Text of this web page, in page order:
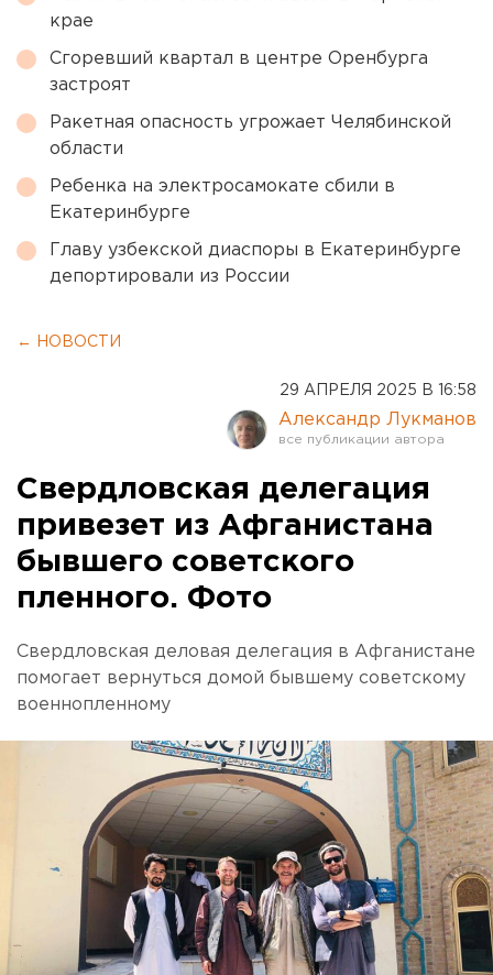
крае
Сгоревший квартал в центре Оренбурга
застроят
Ракетная опасность угрожает Челябинской
области
Ребенка на электросамокате сбили в
Екатеринбурге
Главу узбекской диаспоры в Екатеринбурге
депортировали из России
← НОВОСТИ
29 АПРЕЛЯ 2025 В 16:58
Александр Лукманов
Свердловская делегация
привезет из Афганистана
бывшего советского
пленного. Фото
Свердловская деловая делегация в Афганистане
помогает вернуться домой бывшему советскому
военнопленному